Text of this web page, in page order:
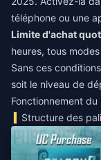
téléphone ou une
Limite d'achat
heures, tous
Sans ces
soit le niveau de
Fonctionnement
Structure des